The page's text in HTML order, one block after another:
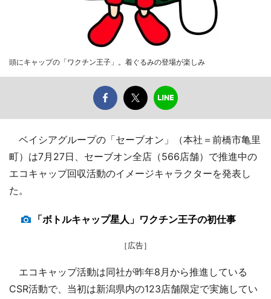
頭にキャップの「ワクチン王子」。着ぐるみの登場が楽しみ
ベイシアグループの「セーブオン」（本社＝前橋市亀里
町）は7月27日、セーブオン全店（566店舗）で推進中の
エコキャップ回収活動のイメージキャラクターを発表し
た。
「ボトルキャップ星人」ワクチン王子の初仕事
［広告］
エコキャップ活動は同社が昨年8月から推進している
CSR活動で、当初は新潟県内の123店舗限定で実施してい